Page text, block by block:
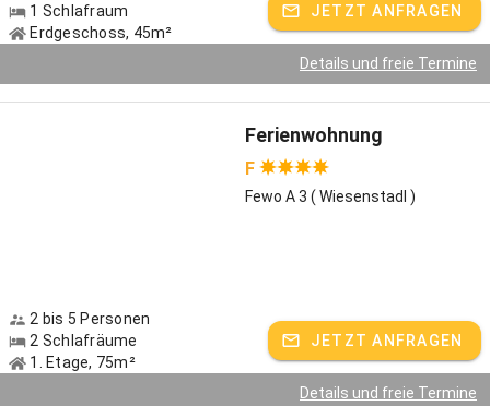
1 Schlafraum
Erdgeschoss, 45m²
JETZT ANFRAGEN
Details und freie Termine
Ferienwohnung
F
Fewo A 3 ( Wiesenstadl )
2 bis 5 Personen
2 Schlafräume
1. Etage, 75m²
JETZT ANFRAGEN
Details und freie Termine